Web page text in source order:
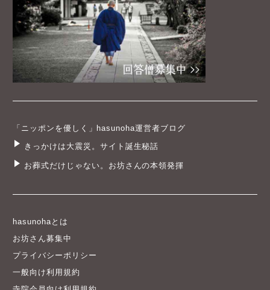
「ニッポンを優しく」hasunoha運営者ブログ
きっかけは大震災。サイト誕生秘話
お葬式だけじゃない。お坊さんの本領発揮
hasunohaとは
お坊さん募集中
プライバシーポリシー
一般向け利用規約